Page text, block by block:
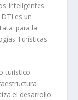
Inteligentes
es un
para la
Turísticas
turístico
el desarrollo